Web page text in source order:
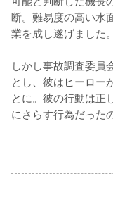
断。難易度の高い水
業を成し遂げました。
しかし事故調査委員
とし、彼はヒーロー
とに。彼の行動は正
にさらす行為だった